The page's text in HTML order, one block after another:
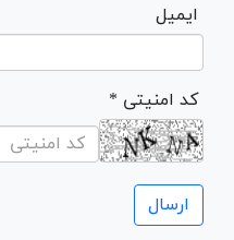
ایمیل
* کد امنیتی